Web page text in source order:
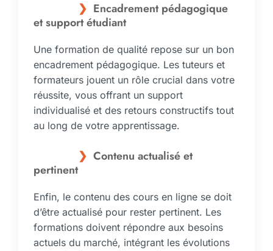
Encadrement pédagogique
et support étudiant
Une formation de qualité repose sur un bon
encadrement pédagogique. Les tuteurs et
formateurs jouent un rôle crucial dans votre
réussite, vous offrant un support
individualisé et des retours constructifs tout
au long de votre apprentissage.
Contenu actualisé et
pertinent
Enfin, le contenu des cours en ligne se doit
d’être actualisé pour rester pertinent. Les
formations doivent répondre aux besoins
actuels du marché, intégrant les évolutions